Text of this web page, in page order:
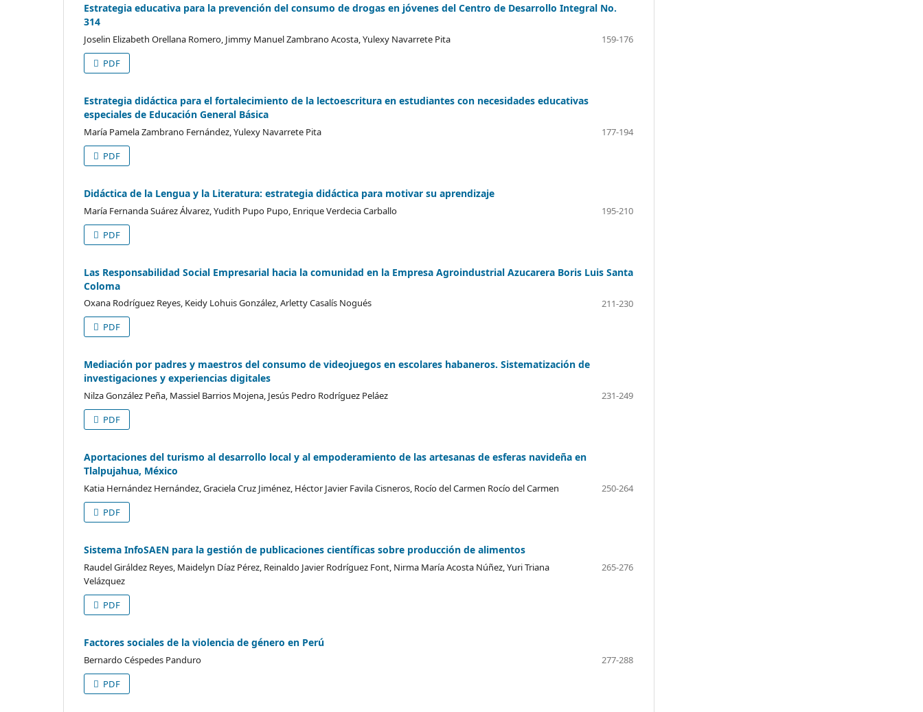
Estrategia educativa para la prevención del consumo de drogas en jóvenes del Centro de Desarrollo Integral No.
314
Joselin Elizabeth Orellana Romero, Jimmy Manuel Zambrano Acosta, Yulexy Navarrete Pita
159-176
PDF
Estrategia didáctica para el fortalecimiento de la lectoescritura en estudiantes con necesidades educativas
especiales de Educación General Básica
María Pamela Zambrano Fernández, Yulexy Navarrete Pita
177-194
PDF
Didáctica de la Lengua y la Literatura: estrategia didáctica para motivar su aprendizaje
María Fernanda Suárez Álvarez, Yudith Pupo Pupo, Enrique Verdecia Carballo
195-210
PDF
Las Responsabilidad Social Empresarial hacia la comunidad en la Empresa Agroindustrial Azucarera Boris Luis Santa
Coloma
Oxana Rodríguez Reyes, Keidy Lohuis González, Arletty Casalís Nogués
211-230
PDF
Mediación por padres y maestros del consumo de videojuegos en escolares habaneros. Sistematización de
investigaciones y experiencias digitales
Nilza González Peña, Massiel Barrios Mojena, Jesús Pedro Rodríguez Peláez
231-249
PDF
Aportaciones del turismo al desarrollo local y al empoderamiento de las artesanas de esferas navideña en
Tlalpujahua, México
Katia Hernández Hernández, Graciela Cruz Jiménez, Héctor Javier Favila Cisneros, Rocío del Carmen Rocío del Carmen
250-264
PDF
Sistema InfoSAEN para la gestión de publicaciones científicas sobre producción de alimentos
Raudel Giráldez Reyes, Maidelyn Díaz Pérez, Reinaldo Javier Rodríguez Font, Nirma María Acosta Núñez, Yuri Triana
Velázquez
265-276
PDF
Factores sociales de la violencia de género en Perú
Bernardo Céspedes Panduro
277-288
PDF